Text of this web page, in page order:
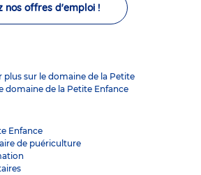
nos offres d'emploi !
plus sur le domaine de la Petite
domaine de la Petite Enfance
Enfance
de puériculture